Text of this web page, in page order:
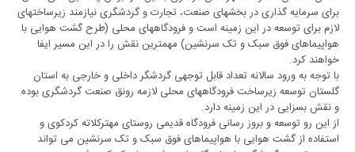
برای سرمایه گذاری در بخشهای صنعت، تجارت و گردشگری نیازمند زیرساختهای
لازم برای توسعه در این زمینه است و فرودگاههای محلی (طرح گشت هوایی با
هواپیماهای فوق سبک و تک سرنشین) مهمترین نقش را در این مسیر ایفا
خواهند کرد.
با توجه به ورود سالانه تعداد قابل توجهی گردشگر داخلی و خارجی به استان
گلستان توسعه زیرساخت فرودگاههای محلی لازمه رونق صنعت گردشگری بوده
و نقش بسزایی در این زمینه دارد.
از این رو توسعه و بروز رسانی فرودگاه قدیمی روستای مهترکلاته کردکوی و
استفاده از گشت هوایی با هواپیماهای فوق سبک و تک سرنشین می تواند